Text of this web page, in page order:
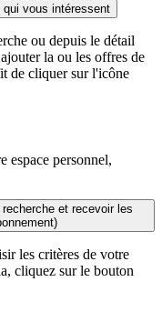
vous intéressent
ou depuis le détail
la ou les offres de
de cliquer sur l'icône
espace personnel,
et recevoir les
les critères de votre
cliquez sur le bouton